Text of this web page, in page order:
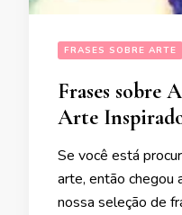
FRASES SOBRE ARTE
Frases sobre
Arte
Se você está
arte, então chegou
nossa seleção de